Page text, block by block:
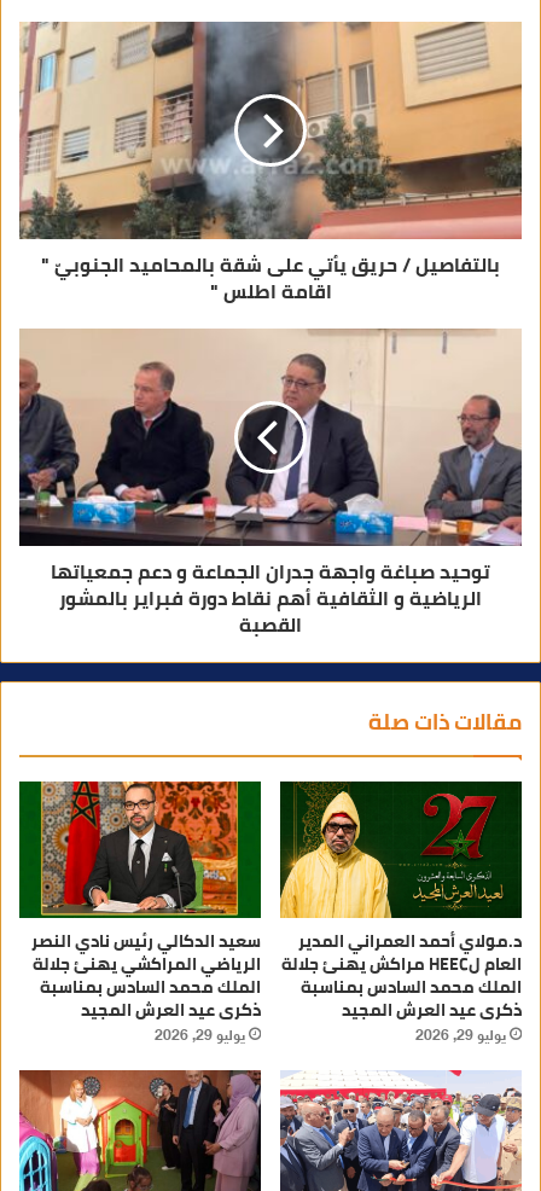
ا
ل
ر
و
ن
ي
بالتفاصيل / حريق يأتي على شقة بالمحاميد الجنوبيّ "
اقامة اطلس "
توحيد صباغة واجهة جدران الجماعة و دعم جمعياتها
الرياضية و الثقافية أهم نقاط دورة فبراير بالمشور
القصبة
مقالات ذات صلة
د.مولاي أحمد العمراني المدير
العام لHEEC مراكش يهنئ جلالة
الملك محمد السادس بمناسبة
ذكرى عيد العرش المجيد
يوليو 29, 2026
سعيد الدكالي رئيس نادي النصر
الرياضي المراكشي يهنئ جلالة
الملك محمد السادس بمناسبة
ذكرى عيد العرش المجيد
يوليو 29, 2026